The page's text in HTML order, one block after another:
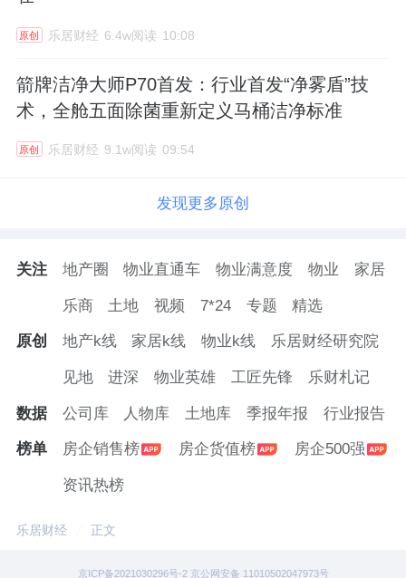
原创 乐居财经 6.4w阅读 10:08
箭牌洁净大师P70首发：行业首发“净雾盾”技
术，全舱五面除菌重新定义马桶洁净标准
原创 乐居财经 9.1w阅读 09:54
发现更多原创
关注 地产圈 物业直通车 物业满意度 物业 家居
乐商 土地 视频 7*24 专题 精选
原创 地产k线 家居k线 物业k线 乐居财经研究院
见地 进深 物业英雄 工匠先锋 乐财札记
数据 公司库 人物库 土地库 季报年报 行业报告
榜单 房企销售榜 房企货值榜 房企500强
资讯热榜
乐居财经 正文
京ICP备2021030296号-2 京公网安备 11010502047973号